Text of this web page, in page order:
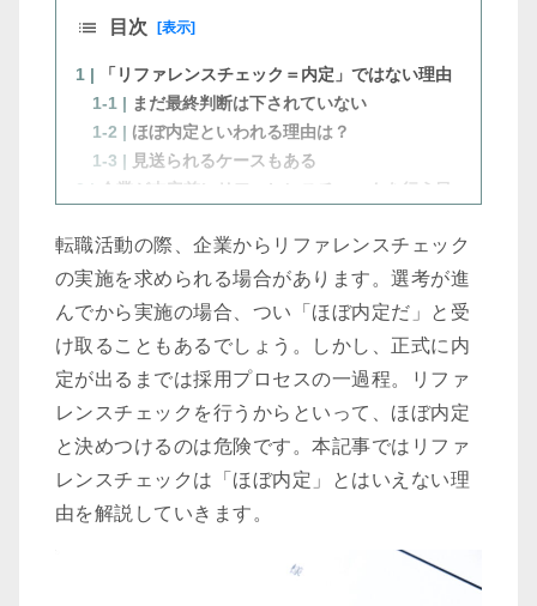
目次 [表示]
1 |
「リファレンスチェック＝内定」ではない理由
1-1 | まだ最終判断は下されていない
1-2 | ほぼ内定といわれる理由は？
1-3 | 見送られるケースもある
2 |
企業が内定前にリファレンスチェックを行う目
2-1 |そもそもリファレンスチェックとは？
2-2 |企業が導入する理由は？
2-3 | 応募者がリファレンスチェックを受けるメ
リファレンスチェックのよくある質問と注意点
3-1 | バックグラウンドチェックとの違いは？
3-2 | 現在の職場に転職が知られることはある？
3-3 |誰に頼めば良い？
3-4 | どのタイミングで行われる？
3-5 | リファレンスチェックを拒否できる？
転職活動の際、企業からリファレンスチェック
の実施を求められる場合があります。選考が進
んでから実施の場合、つい「ほぼ内定だ」と受
け取ることもあるでしょう。しかし、正式に内
定が出るまでは採用プロセスの一過程。リファ
レンスチェックを行うからといって、ほぼ内定
と決めつけるのは危険です。本記事ではリファ
レンスチェックは「ほぼ内定」とはいえない理
由を解説していきます。